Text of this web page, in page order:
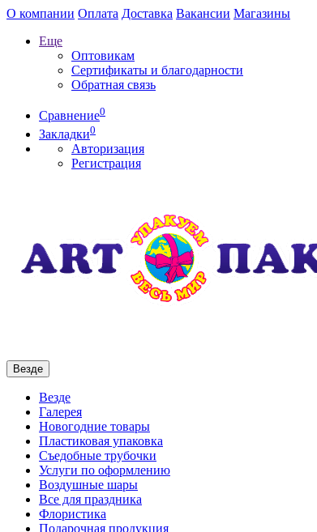
О компании Оплата Доставка Вакансии Магазины
Еще
Оптовикам
Сертификаты и благодарности
Обратная связь
Сравнение0
Закладки0
Авторизация
Регистрация
Везде
Везде
Галерея
Новогодние товары
Пластиковая упаковка
Съедобные трубочки
Услуги по оформлению
Воздушные шары
Все для праздника
Флористика
Подарочная продукция